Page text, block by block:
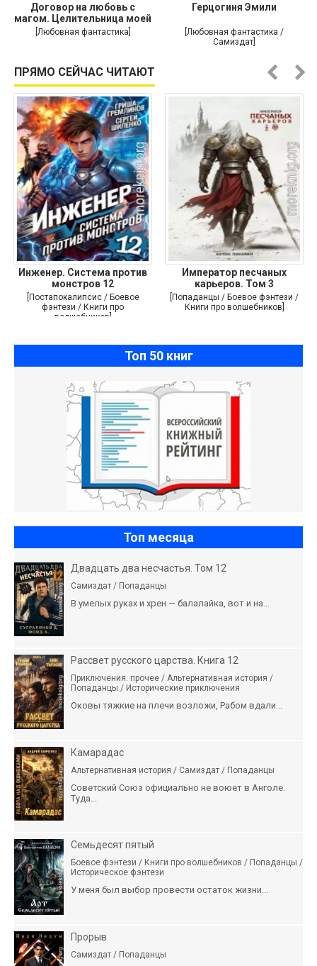
Договор на любовь с
магом. Целительница моей
души
[Любовная фантастика]
Герцогиня Эмили
[Любовная фантастика /
Самиздат]
ПРЯМО СЕЙЧАС ЧИТАЮТ
Инженер. Система против
монстров 12
[Постапокалипсис / Боевое
фэнтези / Книги про
волшебников]
Император песчаных
карьеров. Том 3
[Попаданцы / Боевое фэнтези /
Книги про волшебников]
Топ 50 книг
Топ месяца
Двадцать два несчастья. Том 12
Самиздат / Попаданцы
В умелых руках и хрен — балалайка, вот и на...
Рассвет русского царства. Книга 12
Приключения: прочее / Альтернативная история /
Попаданцы / Исторические приключения
Оковы тяжкие на плечи возложи, Рабом вдали...
Камарадас
Альтернативная история / Самиздат / Попаданцы
Советский Союз официально не воюет в Анголе.
Туда...
Семьдесят пятый
Боевое фэнтези / Книги про волшебников / Попаданцы /
Историческое фэнтези
У меня был выбор провести остаток жизни...
Прорыв
Самиздат / Попаданцы